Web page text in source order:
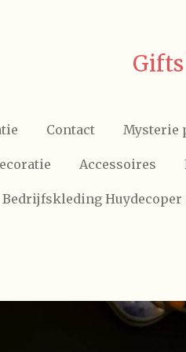
Contact Mysterie
Accessoires
Bedrijfskleding Huydecoper